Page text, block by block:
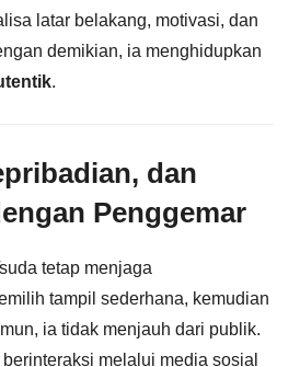
latar belakang, motivasi, dan
demikian, ia menghidupkan
.
dan
Penggemar
tetap menjaga
tampil sederhana, kemudian
ia tidak menjauh dari publik.
melalui media sosial